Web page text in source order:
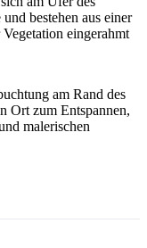
bestehen aus einer
eingerahmt
am Rand des
Ort zum Entspannen,
malerischen